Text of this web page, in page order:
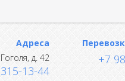
Адреса
д. 42
13-44
+7